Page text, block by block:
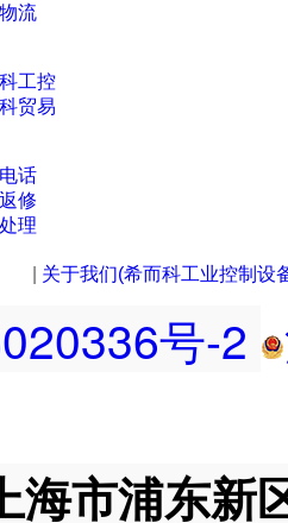
流
工控
贸易
话
修
理
关于我们(希而科工业控制设
号-2
海市浦东新